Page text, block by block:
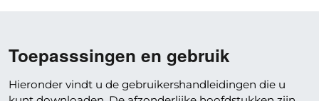
Toepasssingen en gebruik
Hieronder vindt u de gebruikershandleidingen die u